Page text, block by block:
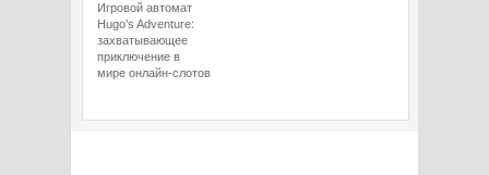
Игровой автомат
Hugo’s Adventure:
захватывающее
приключение в
мире онлайн-слотов